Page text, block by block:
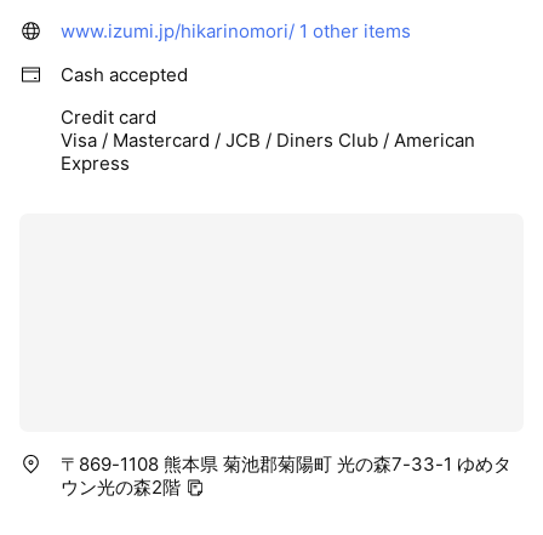
www.izumi.jp/hikarinomori/ 1 other items
Cash accepted
Credit card
Visa / Mastercard / JCB / Diners Club / American
Express
〒869-1108 熊本県 菊池郡菊陽町 光の森7-33-1 ゆめタ
ウン光の森2階